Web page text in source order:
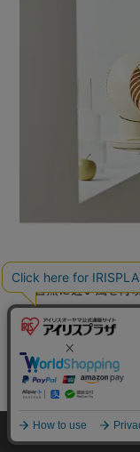
在庫切れ mail_outline入
HOME 探す